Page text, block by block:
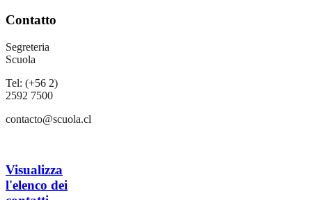
Contatto
Segreteria
Scuola
Tel: (+56 2)
2592 7500
contacto@scuola.cl
Visualizza
l'elenco dei